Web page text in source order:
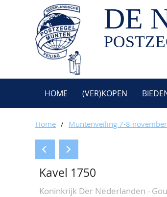
DE
HOME (VER)KOPEN
Home / Muntenveiling 7-8
Kavel 1750
Koninkrijk Der Nederlanden -